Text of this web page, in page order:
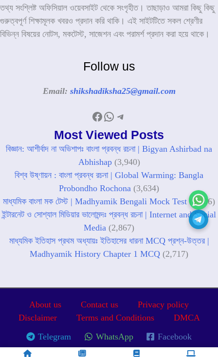
তথ্য সংশ্লিষ্ট অফিসিয়াল ওয়েবসাইট থেকে সংগৃহীত। তাছাড়াও আমরা কিছু কিছু
গুরুত্বপূর্ণ শিক্ষামূলক খবরও প্রদান করি থাকি। এই সাইটটিতে সকল শ্রেণীর
বিভিন্ন বিষয়ের নোটস, মকটেস্ট, সাজেশন এবং পরামর্শ প্রদান করা হয়ে থাকে।
Follow us
Email: shikshadiksha25@gmail.com
Facebook
WhatsApp
Telegram
Most Viewed Posts
বিজ্ঞান: আশীর্বাদ না অভিশাপঃ বাংলা প্রবন্ধ রচনা | Bigyan Ashirbad na
Abhishap (3,940)
বিশ্ব উষ্ণায়ন : বাংলা প্রবন্ধ রচনা | Global Warming: Bangla
Probondho Rochona (3,634)
মাধ্যমিক বাংলা মক টেস্ট | Madhyamik Bengali Mock Test (3,106)
ইন্টারনেট ও সোশ্যাল মিডিয়ার ভালোমন্দঃ প্রবন্ধ রচনা | Internet and Social
Media (2,867)
মাধ্যমিক ইতিহাস প্রথম অধ্যায়ঃ ইতিহাসের ধারনা MCQ প্রশ্ন-উত্তর |
Madhyamik History Chapter 1 MCQ (2,717)
About us Contact us
Privacy policy
Disclaimer
Terms and Conditions
DMCA
Telegram
WhatsApp
Facebook
Copyright © 2026 Shiksha Diksha